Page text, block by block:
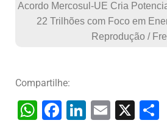
Acordo Mercosul-UE Cria
22 Trilhões com Foco em
Reprodução /
Compartilhe:
W
F
Li
E
X